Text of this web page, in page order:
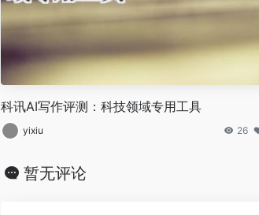
科讯AI写作评测：科技领域专用工具
yixiu 26
暂无评论